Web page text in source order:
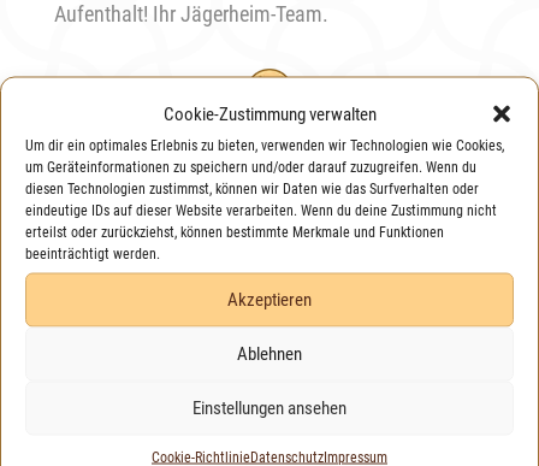
Cookie-Zustimmung verwalten
Um dir ein optimales Erlebnis zu bieten, verwenden wir Technologien wie Cookies,
um Geräteinformationen zu speichern und/oder darauf zuzugreifen. Wenn du
diesen Technologien zustimmst, können wir Daten wie das Surfverhalten oder
eindeutige IDs auf dieser Website verarbeiten. Wenn du deine Zustimmung nicht
erteilst oder zurückziehst, können bestimmte Merkmale und Funktionen
beeinträchtigt werden.
Akzeptieren
Ablehnen
Einstellungen ansehen
Cookie-RichtlinieDatenschutzImpressum
Aufenthalt! Ihr Jägerheim-Team.
Öffnungszeiten
Gerne sind wir täglich ab 11:30 Uhr für sie da.
Ruhetag: 24.12.